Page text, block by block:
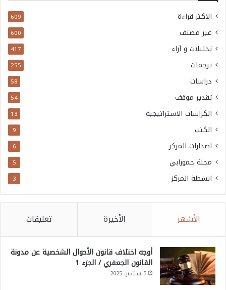
الاكثر قراءة 609
غير مصنف 600
تحليلات و آراء 417
ترجمات 255
دراسات 58
تقدير موقف 54
الكراسات الاستراتيجية 13
الكتب 9
اصدارات المركز 6
مجلة حمورابي 5
انشطة المركز 3
الأشهر الأخيرة تعليقات
أوجه اختلاف قانون الأحوال الشخصية عن مدونة
القانون الجعفري / الجزء 1
5 سبتمبر، 2025